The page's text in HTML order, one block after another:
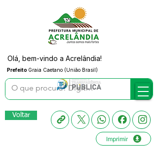
Prefeito Graia Caetano (União Brasil)
Olá, bem-vindo a Acrelândia!
Voltar
Imprimir